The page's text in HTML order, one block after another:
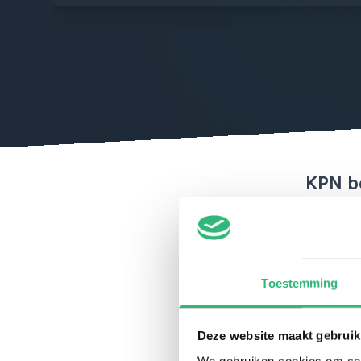
Toestemming
Deze website maakt
KPN
kan
KPN.
Mobile,